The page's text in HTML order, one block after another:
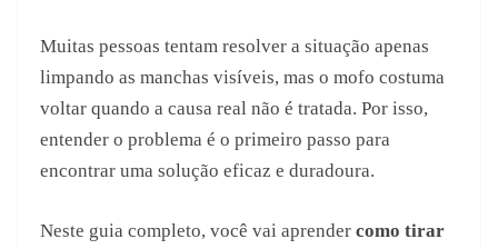
Muitas pessoas tentam resolver a situação apenas
limpando as manchas visíveis, mas o mofo costuma
voltar quando a causa real não é tratada. Por isso,
entender o problema é o primeiro passo para
encontrar uma solução eficaz e duradoura.
Neste guia completo, você vai aprender como tirar